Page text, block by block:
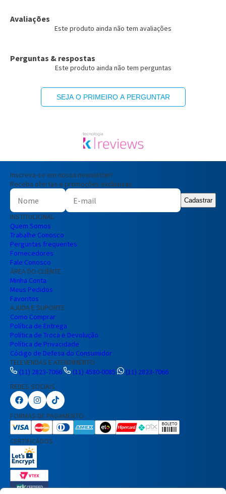
Avaliações
Este produto ainda não tem avaliações
Perguntas & respostas
Este produto ainda não tem perguntas
SEJA O PRIMEIRO A PERGUNTAR
Inscreva-se em nossa newsletter!
Receba ofertas e promoções exclusivas
Cadastrar
INSTITUCIONAL
Quem Somos
Trabalhe Conosco
Perguntas frequentes
Fornecedores
Fale Conosco
ÁREA DO CLIENTE
Minha Conta
Meus Pedidos
Favoritos
AJUDA E SUPORTE
Como Comprar
Política de Entrega
Política de Troca e Devolução
Política de Privacidade
Código de Defesa do Consumidor
TELEVENDAS E ATENDIMENTO
(11) 2823-7066
(11) 4580-0085
(11) 2823-7066
REDES SOCIAIS
FORMAS DE PAGAMENTO
CERTIFICADOS
Nome Completo